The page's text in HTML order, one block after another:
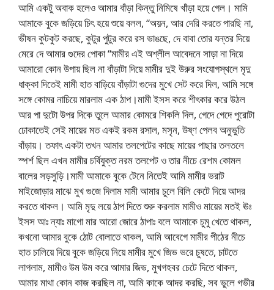
আমি একটু অবাক হলেও আমার বাঁড়া কিন্তু নিমিষে খাঁড়া হয়ে গেল। মামি
আমাকে বুকে জড়িয়ে চিৎ হয়ে শুয়ে বলল, “অয়ন, আর দেরি করতে পারছি না,
ভীষন কুটকুট করছে, কুটুর পুটুর করে রস ভাঙছে, দে বাবা তোর যন্তর দিয়ে
মেরে দে আমার গুদের পোকা “মামীর এই অশ্লীল আবেদনে সাড়া না দিয়ে
আমারো কোন উপায় ছিল না বাঁড়াটা দিয়ে মামীর দুই উরুর সংযোগস্থলে মৃদু
ধাক্কা দিতেই মামী হাত বাড়িয়ে বাঁড়াটা গুদের মুখে সেট করে দিল, আমি সঙ্গে
সঙ্গে কোমর নাচিয়ে মারলাম এক ঠাপ।মামী ইসস করে শীৎকার করে উঠল
আর পা দুটো উপর দিকে তুলে আমার কোমরে শিকলি দিল, গেদে গেদে পুরোটা
ঢোকাতেই সেই মায়ের মত একই রকম রসাল, মসৃন, উষ্ণ পেলব অনুভুতি
বাঁড়ায়। তফাৎ একটা তখন আমার তলপেটের কাছে মায়ের পাছার তলতলে
স্পর্শ ছিল এখন মামীর চর্বিযুক্ত নরম তলপেট ও তার নীচে রেশম কোমল
বালের সড়সুড়ি।মামী আমাকে বুকে টেনে নিতেই আমি মামীর ভরাট
মাইজোড়ার মাঝে মুখ গুজে দিলাম মামী আমার চুলে বিলি কেটে দিয়ে আদর
করতে থাকল। আমি মৃদু লয়ে ঠাপ দিতে শুরু করলাম মামীও মায়ের মতই ঊঃ
ইসস আঃ ন্যাঃ মাগো মার আরো জোরে ঠাপাঃ বলে আমাকে চুমু খেতে থাকল,
কখনো আমার বুকে ঠোট বোলাতে থাকল, আমি আবেগে মামীর পীঠের নীচে
হাত চালিয়ে দিয়ে বুকে জড়িয়ে নিয়ে মামীর মুখে জিভ ভরে চুষতে, চাটতে
লাগলাম, মামীও উম উম করে আমার জিভ, মুখগহবর চেটে দিতে থাকল,
আমার মাথা কোন কাজ করছিল না, আমি কাকে আদর করছি, সব ভুলে গভীর